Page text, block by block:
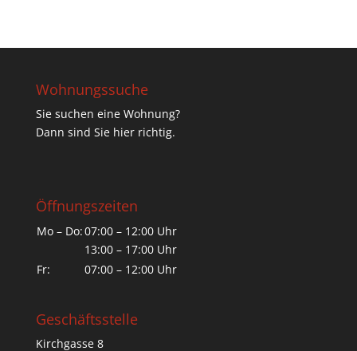
Wohnungssuche
Sie suchen eine Wohnung?
Dann sind Sie hier richtig.
Öffnungszeiten
Mo – Do:07:00 – 12:00 Uhr
13:00 – 17:00 Uhr
Fr:
07:00 – 12:00 Uhr
Geschäftsstelle
Kirchgasse 8